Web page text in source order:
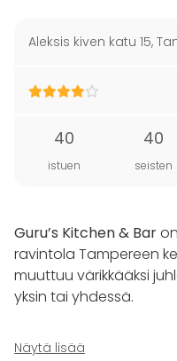
Aleksis kiven katu 15,
40
istuen
40
seisten
Guru’s Kitchen & Bar
ravintola Tampereen
muuttuu värikkääksi
yksin tai yhdessä.
Guru sopii mainiosti
Näytä lisää